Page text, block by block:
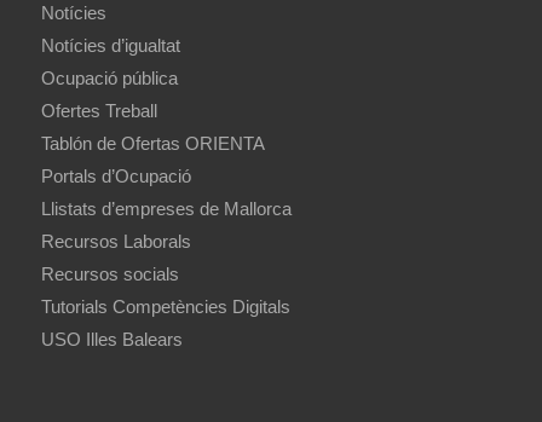
Notícies
Notícies d’igualtat
Ocupació pública
Ofertes Treball
Tablón de Ofertas ORIENTA
Portals d’Ocupació
Llistats d’empreses de Mallorca
Recursos Laborals
Recursos socials
Tutorials Competències Digitals
USO Illes Balears